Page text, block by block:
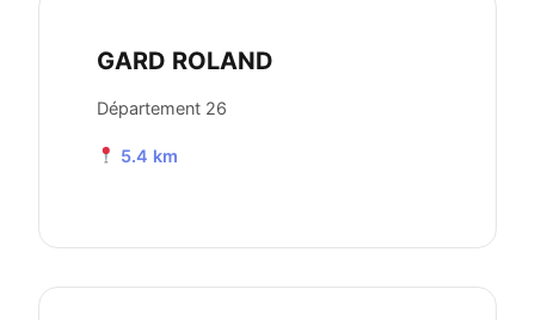
GARD ROLAND
Département 26
5.4 km